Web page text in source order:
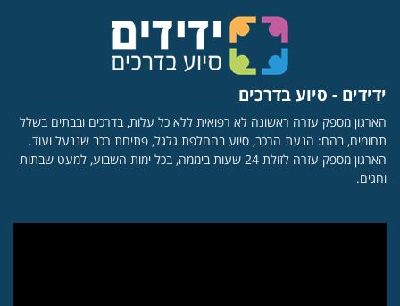
ידידים - סיוע בדרכים
הארגון מספק עזרה ראשונה לא רפואית ללא כל עלות, בדרכים ובבתים בשלל
תחומים, בהם: הנעת הרכב, סיוע בהחלפת גלגל, פתיחת רכב שננעל ועוד.
הארגון מספק עזרה לזולת 24 שעות ביממה, בכל ימות השבוע, למעט שבתות
וחגים.